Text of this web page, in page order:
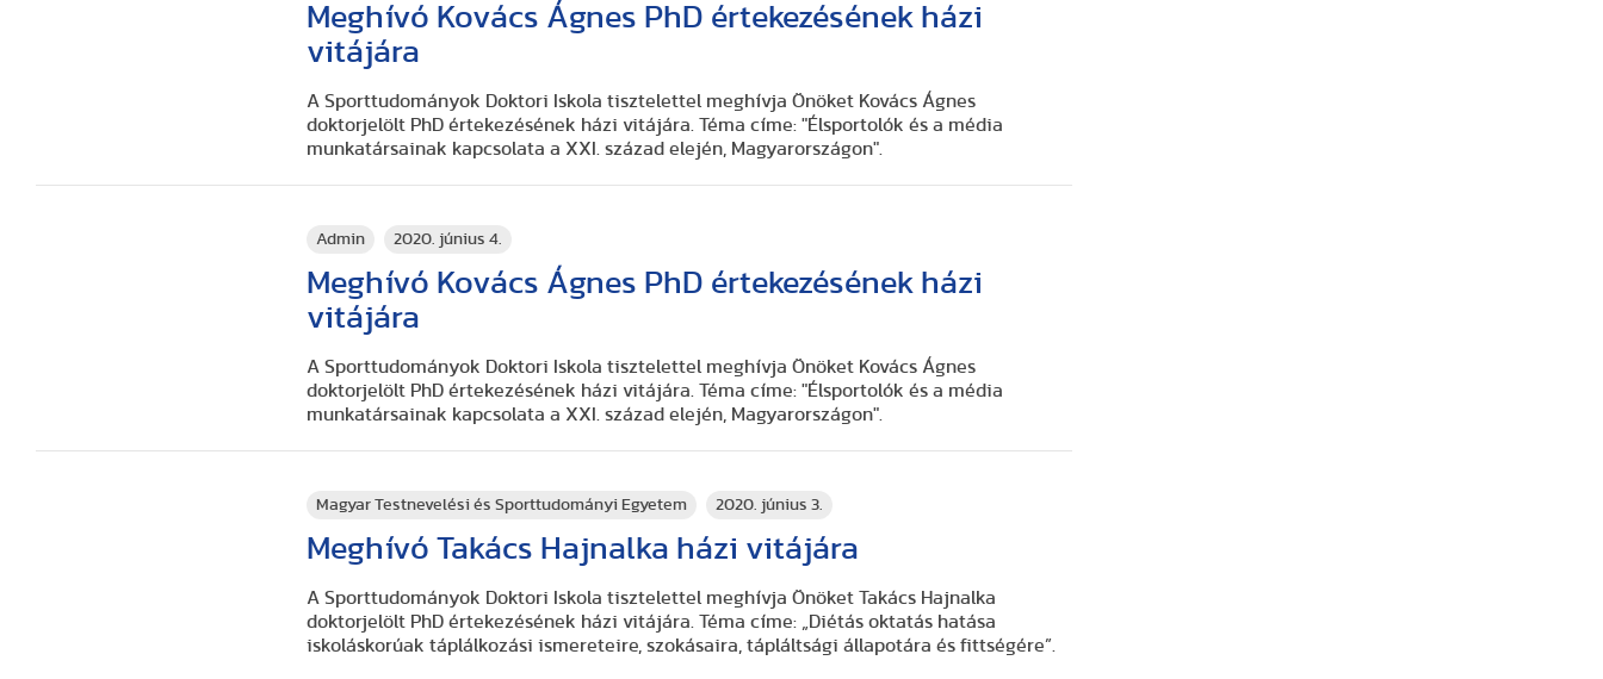
Meghívó Kovács Ágnes PhD értekezésének házi
vitájára
A Sporttudományok Doktori Iskola tisztelettel meghívja Önöket Kovács Ágnes
doktorjelölt PhD értekezésének házi vitájára. Téma címe: "Élsportolók és a média
munkatársainak kapcsolata a XXI. század elején, Magyarországon".
Admin 2020. június 4.
Meghívó Kovács Ágnes PhD értekezésének házi
vitájára
A Sporttudományok Doktori Iskola tisztelettel meghívja Önöket Kovács Ágnes
doktorjelölt PhD értekezésének házi vitájára. Téma címe: "Élsportolók és a média
munkatársainak kapcsolata a XXI. század elején, Magyarországon".
Magyar Testnevelési és Sporttudományi Egyetem 2020. június 3.
Meghívó Takács Hajnalka házi vitájára
A Sporttudományok Doktori Iskola tisztelettel meghívja Önöket Takács Hajnalka
doktorjelölt PhD értekezésének házi vitájára. Téma címe: „Diétás oktatás hatása
iskoláskorúak táplálkozási ismereteire, szokásaira, tápláltsági állapotára és fittségére”.